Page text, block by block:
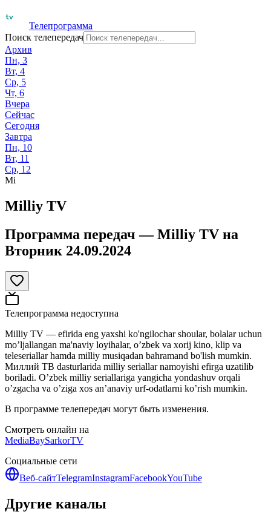
Телепрограмма
Поиск телепередач
Архив
Пн, 3
Вт, 4
Ср, 5
Чт, 6
Вчера
Сейчас
Сегодня
Завтра
Пн, 10
Вт, 11
Ср, 12
Mi
Milliy TV
Программа передач —Milliy TV на
Вторник 24.09.2024
Телепрограмма недоступна
Milliy TV — efirida eng yaxshi ko'ngilochar shoular, bolalar uchun
mo’ljallangan ma'naviy loyihalar, o’zbek va xorij kino, klip va
teleseriallar hamda milliy musiqadan bahramand bo'lish mumkin.
Миллий ТВ dasturlarida milliy seriallar namoyishi efirga uzatilib
boriladi. O’zbek milliy seriallariga yangicha yondashuv orqali
o’zgacha va o’ziga xos an’anaviy urf-odatlarni ko’rish mumkin.
В программе телепередач могут быть изменения.
Смотреть онлайн на
MediaBaySarkorTV
Социальные сети
Веб-сайтTelegramInstagramFacebookYouTube
Другие каналы